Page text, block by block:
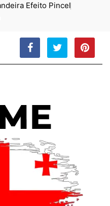
Efeito Pincel